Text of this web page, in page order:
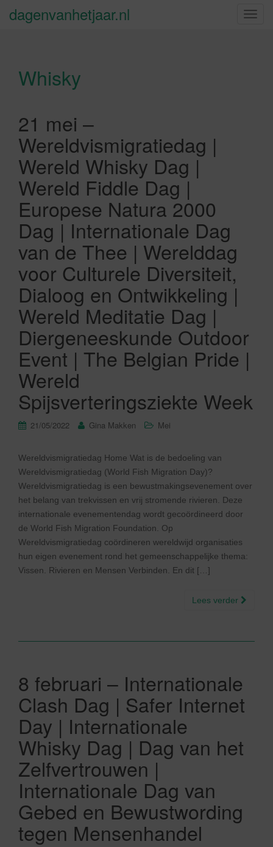
S
dagenvanhetjaar.nl
Whisky
21 mei –
Wereldvismigratiedag |
Wereld Whisky Dag |
Wereld Fiddle Dag |
Europese Natura 2000
Dag | Internationale Dag
van de Thee | Werelddag
voor Culturele Diversiteit,
Dialoog en Ontwikkeling |
Wereld Meditatie Dag |
Diergeneeskunde Outdoor
Event | The Belgian Pride |
Wereld
Spijsverteringsziekte Week
21/05/2022 Gina Makken Mei
Wereldvismigratiedag Home Wat is de bedoeling van
Wereldvismigratiedag (World Fish Migration Day)?
Wereldvismigratiedag is een bewustmakingsevenement over
het belang van trekvissen en vrij stromende rivieren. Deze
internationale evenementendag wordt gecoördineerd door
de World Fish Migration Foundation. Op
Wereldvismigratiedag coördineren wereldwijd organisaties
hun eigen evenement rond het gemeenschappelijke thema:
Vissen. Rivieren en Mensen Verbinden. En dit […]
Lees verder
8 februari – Internationale
Clash Dag | Safer Internet
Day | Internationale
Whisky Dag | Dag van het
Zelfvertrouwen |
Internationale Dag van
Gebed en Bewustwording
tegen Mensenhandel